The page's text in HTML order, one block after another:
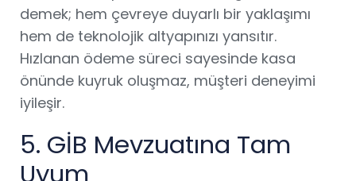
demek; hem çevreye duyarlı bir yaklaşımı
hem de teknolojik altyapınızı yansıtır.
Hızlanan ödeme süreci sayesinde kasa
önünde kuyruk oluşmaz, müşteri deneyimi
iyileşir.
5. GİB Mevzuatına Tam
Uyum